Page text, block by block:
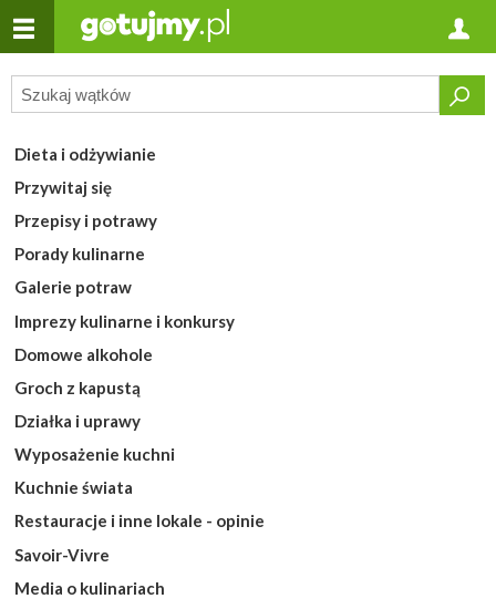
Dieta i odżywianie
Przywitaj się
Przepisy i potrawy
Porady kulinarne
Galerie potraw
Imprezy kulinarne i konkursy
Domowe alkohole
Groch z kapustą
Działka i uprawy
Wyposażenie kuchni
Kuchnie świata
Restauracje i inne lokale - opinie
Savoir-Vivre
Media o kulinariach